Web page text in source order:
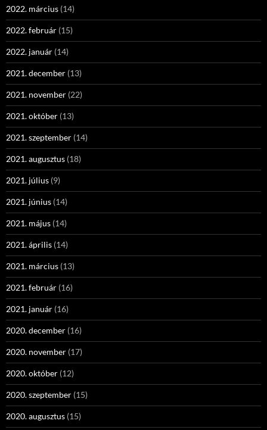
2022. március (14)
2022. február (15)
2022. január (14)
2021. december (13)
2021. november (22)
2021. október (13)
2021. szeptember (14)
2021. augusztus (18)
2021. július (9)
2021. június (14)
2021. május (14)
2021. április (14)
2021. március (13)
2021. február (16)
2021. január (16)
2020. december (16)
2020. november (17)
2020. október (12)
2020. szeptember (15)
2020. augusztus (15)